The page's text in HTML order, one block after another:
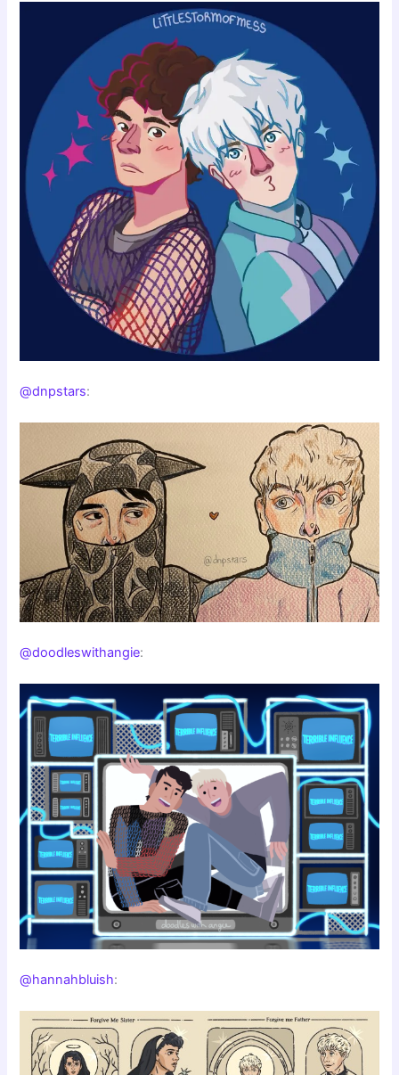
@dnpstars:
@doodleswithangie:
@hannahbluish: